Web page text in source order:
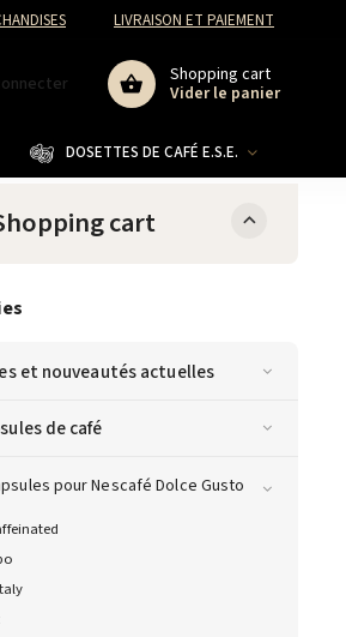
LIVRAISON ET PAIEMENT
Shopping cart
Vider le panier
DOSETTES DE CAFÉ E.S.E.
cart
et nouveautés actuelles
de café
pour Nescafé Dolce Gusto